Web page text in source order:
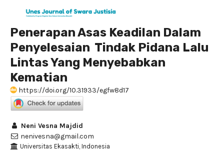
Penerapan Asas Keadilan Dalam
Penyelesaian Tindak Pidana Lalu
Lintas Yang Menyebabkan
Kematian
https://doi.org/10.31933/egfw8d17
Neni Vesna Majdid
nenivesna@gmail.com
Universitas Ekasakti, Indonesia